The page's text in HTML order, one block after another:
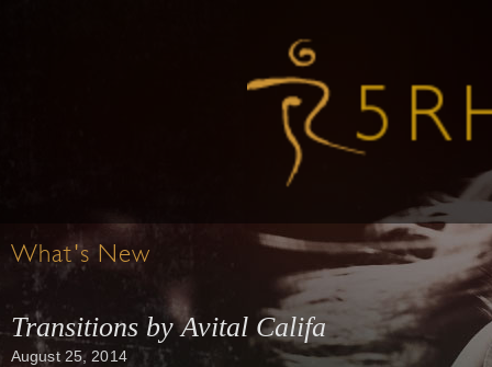
What's New
Transitions by Avital Califa
August 25, 2014